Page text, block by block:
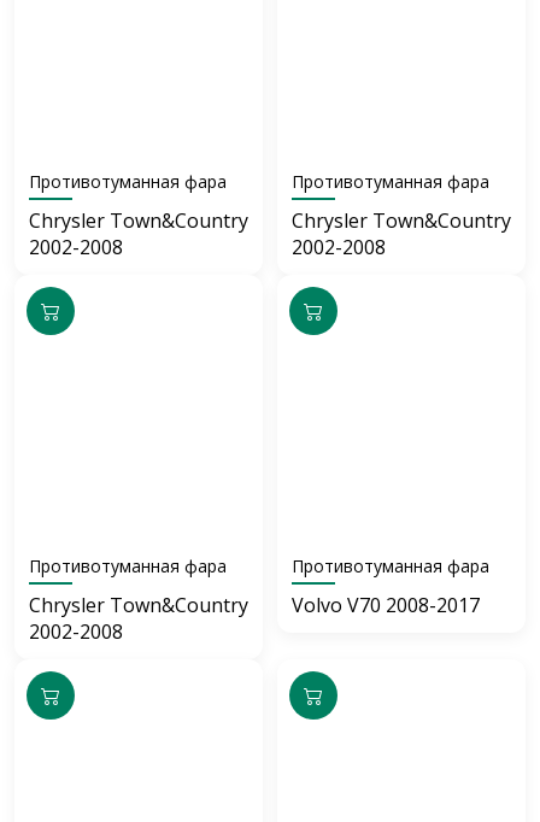
Противотуманная фара
Chrysler Town&Country
2002-2008
Противотуманная фара
Chrysler Town&Country
2002-2008
Противотуманная фара
Chrysler Town&Country
2002-2008
Противотуманная фара
Volvo V70 2008-2017